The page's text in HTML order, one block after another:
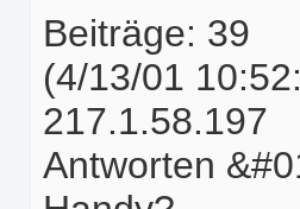
Beiträge: 39
(4/13/01
217.1.58.197
Antworten